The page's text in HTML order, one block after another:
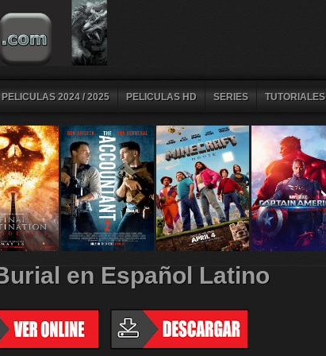
PELICULAS 2024 / 2025 PELICULAS HD SERIES TUTORIALES
en Español Latino